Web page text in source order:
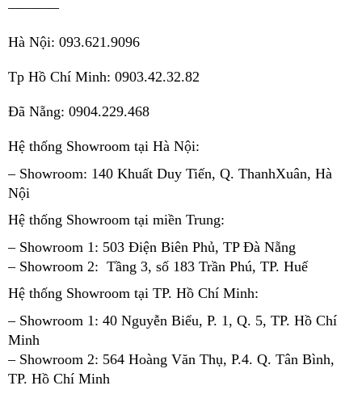
———–
Hà Nội: 093.621.9096
Tp Hồ Chí Minh: 0903.42.32.82
Đã Nẵng: 0904.229.468
Hệ thống Showroom tại Hà Nội:
– Showroom: 140 Khuất Duy Tiến, Q. ThanhXuân, Hà
Nội
Hệ thống Showroom tại miền Trung:
– Showroom 1: 503 Điện Biên Phủ, TP Đà Nẵng
– Showroom 2:  Tầng 3, số 183 Trần Phú, TP. Huế
Hệ thống Showroom tại TP. Hồ Chí Minh:
– Showroom 1: 40 Nguyễn Biểu, P. 1, Q. 5, TP. Hồ Chí
Minh
– Showroom 2: 564 Hoàng Văn Thụ, P.4. Q. Tân Bình,
TP. Hồ Chí Minh